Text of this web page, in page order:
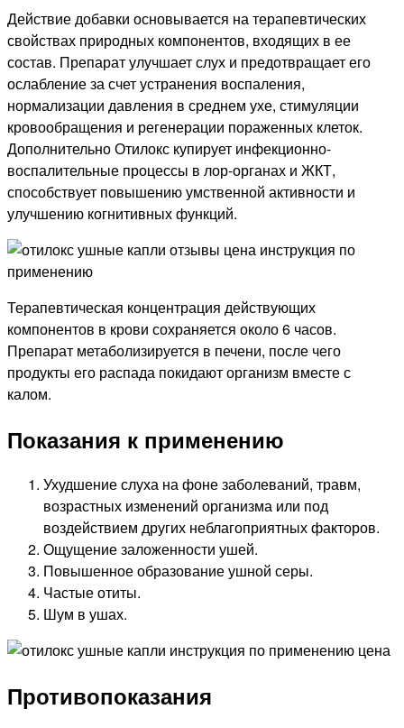
Действие добавки основывается на терапевтических
свойствах природных компонентов, входящих в ее
состав. Препарат улучшает слух и предотвращает его
ослабление за счет устранения воспаления,
нормализации давления в среднем ухе, стимуляции
кровообращения и регенерации пораженных клеток.
Дополнительно Отилокс купирует инфекционно-
воспалительные процессы в лор-органах и ЖКТ,
способствует повышению умственной активности и
улучшению когнитивных функций.
Терапевтическая концентрация действующих
компонентов в крови сохраняется около 6 часов.
Препарат метаболизируется в печени, после чего
продукты его распада покидают организм вместе с
калом.
Показания к применению
Ухудшение слуха на фоне заболеваний, травм,
возрастных изменений организма или под
воздействием других неблагоприятных факторов.
Ощущение заложенности ушей.
Повышенное образование ушной серы.
Частые отиты.
Шум в ушах.
Противопоказания